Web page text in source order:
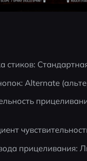
стиков:
Alternate
прицеливания: